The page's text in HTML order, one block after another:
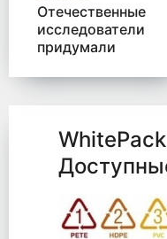
Отечественные
исследователи
придумали
для утилизации